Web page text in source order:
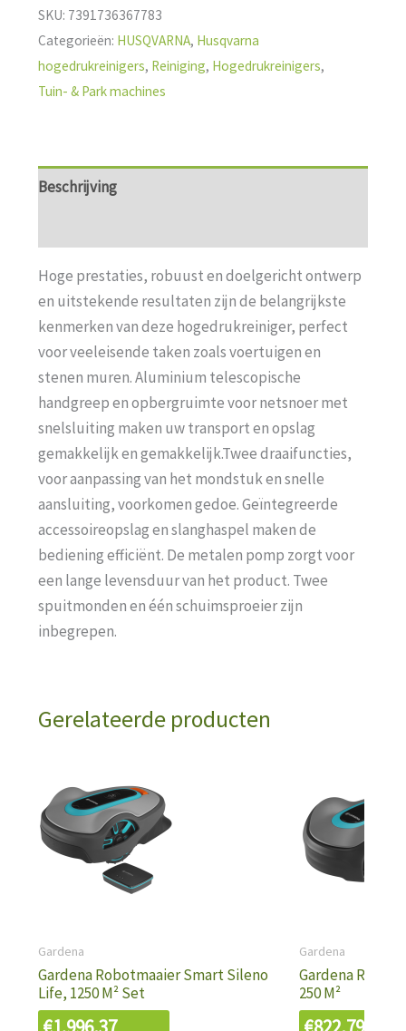
SKU: 7391736367783
Categorieën: HUSQVARNA, Husqvarna
hogedrukreinigers, Reiniging, Hogedrukreinigers,
Tuin- & Park machines
Beschrijving
Hoge prestaties, robuust en doelgericht ontwerp
en uitstekende resultaten zijn de belangrijkste
kenmerken van deze hogedrukreiniger, perfect
voor veeleisende taken zoals voertuigen en
stenen muren. Aluminium telescopische
handgreep en opbergruimte voor netsnoer met
snelsluiting maken uw transport en opslag
gemakkelijk en gemakkelijk.Twee draaifuncties,
voor aanpassing van het mondstuk en snelle
aansluiting, voorkomen gedoe. Geïntegreerde
accessoireopslag en slanghaspel maken de
bediening efficiënt. De metalen pomp zorgt voor
een lange levensduur van het product. Twee
spuitmonden en één schuimsproeier zijn
inbegrepen.
Gerelateerde producten
Gardena
Gardena Robotmaaier Smart Sileno
Life, 1250 M² Set
Gardena
Gardena
250 M²